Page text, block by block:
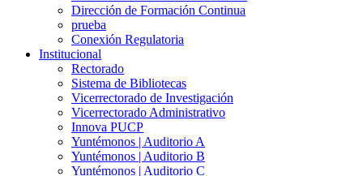
Dirección de Formación Continua
prueba
Conexión Regulatoria
Institucional
Rectorado
Sistema de Bibliotecas
Vicerrectorado de Investigación
Vicerrectorado Administrativo
Innova PUCP
Yuntémonos | Auditorio A
Yuntémonos | Auditorio B
Yuntémonos | Auditorio C